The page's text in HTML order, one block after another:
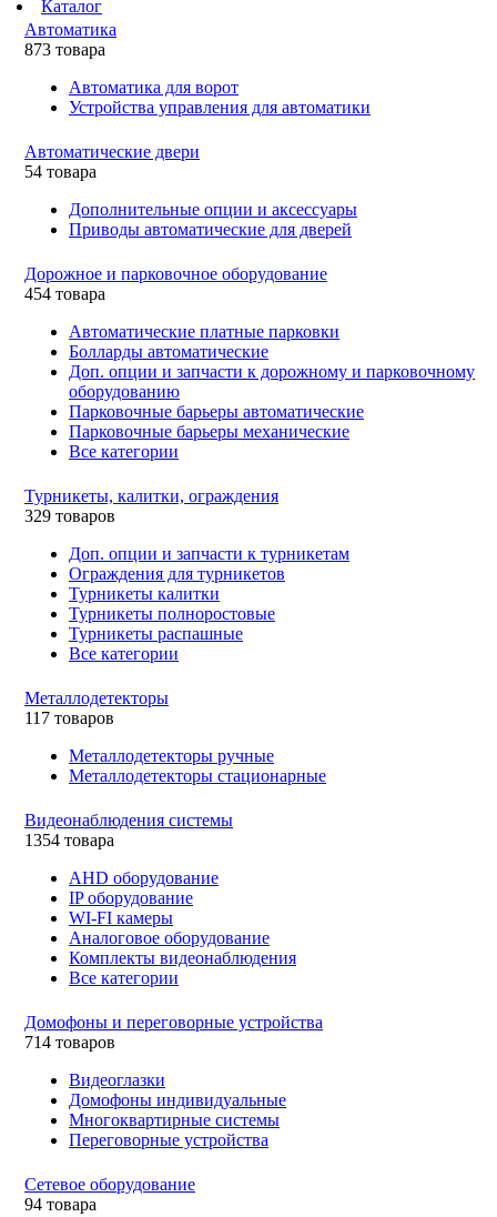
Каталог
Автоматика
873 товара
Автоматика для ворот
Устройства управления для автоматики
Автоматические двери
54 товара
Дополнительные опции и аксессуары
Приводы автоматические для дверей
Дорожное и парковочное оборудование
454 товара
Автоматические платные парковки
Болларды автоматические
Доп. опции и запчасти к дорожному и парковочному
оборудованию
Парковочные барьеры автоматические
Парковочные барьеры механические
Все категории
Турникеты, калитки, ограждения
329 товаров
Доп. опции и запчасти к турникетам
Ограждения для турникетов
Турникеты калитки
Турникеты полноростовые
Турникеты распашные
Все категории
Металлодетекторы
117 товаров
Металлодетекторы ручные
Металлодетекторы стационарные
Видеонаблюдения cистемы
1354 товара
AHD оборудование
IP оборудование
WI-FI камеры
Аналоговое оборудование
Комплекты видеонаблюдения
Все категории
Домофоны и переговорные устройства
714 товаров
Видеоглазки
Домофоны индивидуальные
Многоквартирные системы
Переговорные устройства
Сетевое оборудование
94 товара